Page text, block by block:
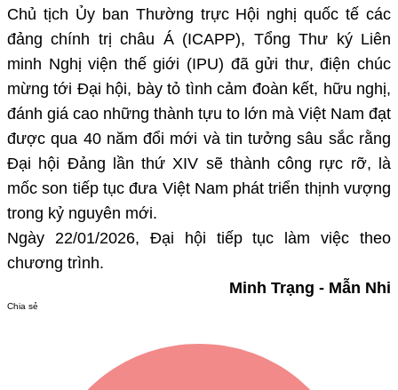
Chủ tịch Ủy ban Thường trực Hội nghị quốc tế các
đảng chính trị châu Á (ICAPP), Tổng Thư ký Liên
minh Nghị viện thế giới (IPU) đã gửi thư, điện chúc
mừng tới Đại hội, bày tỏ tình cảm đoàn kết, hữu nghị,
đánh giá cao những thành tựu to lớn mà Việt Nam đạt
được qua 40 năm đổi mới và tin tưởng sâu sắc rằng
Đại hội Đảng lần thứ XIV sẽ thành công rực rỡ, là
mốc son tiếp tục đưa Việt Nam phát triển thịnh vượng
trong kỷ nguyên mới.
Ngày 22/01/2026, Đại hội tiếp tục làm việc theo
chương trình.
Minh Trạng - Mẫn Nhi
Chia sẻ